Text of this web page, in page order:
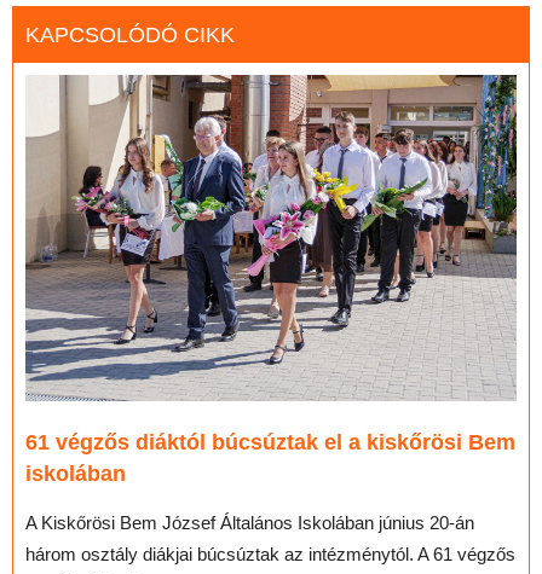
KAPCSOLÓDÓ CIKK
61 végzős diáktól búcsúztak el a kiskőrösi Bem
iskolában
A Kiskőrösi Bem József Általános Iskolában június 20-án
három osztály diákjai búcsúztak az intézménytól. A 61 végzős